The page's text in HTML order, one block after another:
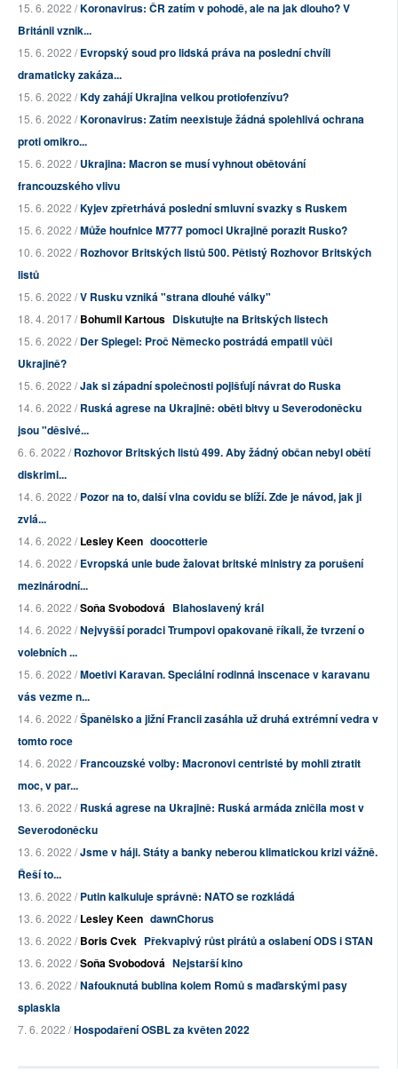
15. 6. 2022 /Koronavirus: ČR zatím v pohodě, ale na jak dlouho? V
Británii vznik...
15. 6. 2022 /Evropský soud pro lidská práva na poslední chvíli
dramaticky zakáza...
15. 6. 2022 /Kdy zahájí Ukrajina velkou protiofenzívu?
15. 6. 2022 /Koronavirus: Zatím neexistuje žádná spolehlivá ochrana
proti omikro...
15. 6. 2022 /Ukrajina: Macron se musí vyhnout obětování
francouzského vlivu
15. 6. 2022 /Kyjev zpřetrhává poslední smluvní svazky s Ruskem
15. 6. 2022 /Může houfnice M777 pomoci Ukrajině porazit Rusko?
10. 6. 2022 /Rozhovor Britských listů 500. Pětistý Rozhovor Britských
listů
15. 6. 2022 /V Rusku vzniká "strana dlouhé války"
18. 4. 2017 /Bohumil Kartous Diskutujte na Britských listech
15. 6. 2022 /Der Spiegel: Proč Německo postrádá empatii vůči
Ukrajině?
15. 6. 2022 /Jak si západní společnosti pojišťují návrat do Ruska
14. 6. 2022 /Ruská agrese na Ukrajině: oběti bitvy u Severodoněcku
jsou "děsivé...
6. 6. 2022 /Rozhovor Britských listů 499. Aby žádný občan nebyl obětí
diskrimi...
14. 6. 2022 /Pozor na to, další vlna covidu se blíží. Zde je návod, jak ji
zvlá...
14. 6. 2022 /Lesley Keen doocotterie
14. 6. 2022 /Evropská unie bude žalovat britské ministry za porušení
mezinárodní...
14. 6. 2022 /Soňa Svobodová Blahoslavený král
14. 6. 2022 /Nejvyšší poradci Trumpovi opakovaně říkali, že tvrzení o
volebních ...
15. 6. 2022 /Moetivi Karavan. Speciální rodinná inscenace v karavanu
vás vezme n...
14. 6. 2022 /Španělsko a jižní Francii zasáhla už druhá extrémní vedra v
tomto roce
14. 6. 2022 /Francouzské volby: Macronovi centristé by mohli ztratit
moc, v par...
13. 6. 2022 /Ruská agrese na Ukrajině: Ruská armáda zničila most v
Severodoněcku
13. 6. 2022 /Jsme v háji. Státy a banky neberou klimatickou krizi vážně.
Řeší to...
13. 6. 2022 /Putin kalkuluje správně: NATO se rozkládá
13. 6. 2022 /Lesley Keen dawnChorus
13. 6. 2022 /Boris Cvek Překvapivý růst pirátů a oslabení ODS i STAN
13. 6. 2022 /Soňa Svobodová Nejstarší kino
13. 6. 2022 /Nafouknutá bublina kolem Romů s maďarskými pasy
splaskla
7. 6. 2022 /Hospodaření OSBL za květen 2022